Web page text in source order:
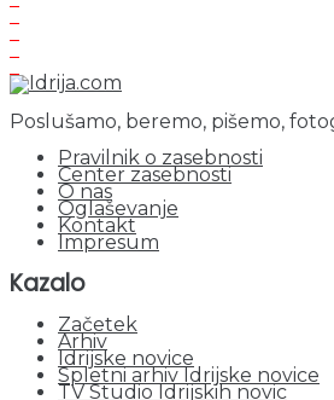
Poslušamo, beremo, pišemo,
Pravilnik o zasebnosti
Center zasebnosti
O nas
Oglaševanje
Kontakt
Impresum
Kazalo
Začetek
Arhiv
Idrijske novice
Spletni arhiv Idrijske novice
TV Studio Idrijskih novic